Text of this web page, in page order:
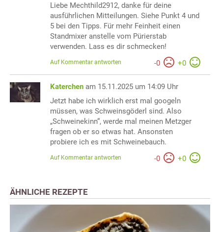
Liebe Mechthild2912, danke für deine
ausführlichen Mitteilungen. Siehe Punkt 4 und
5 bei den Tipps. Für mehr Feinheit einen
Standmixer anstelle vom Pürierstab
verwenden. Lass es dir schmecken!
-0 +0
Auf Kommentar antworten
Katerchen am 15.11.2025 um 14:09 Uhr
Jetzt habe ich wirklich erst mal googeln
müssen, was Schweinsgöderl sind. Also
„Schweinekinn“, werde mal meinen Metzger
fragen ob er so etwas hat. Ansonsten
probiere ich es mit Schweinebauch.
-0 +0
Auf Kommentar antworten
ÄHNLICHE REZEPTE